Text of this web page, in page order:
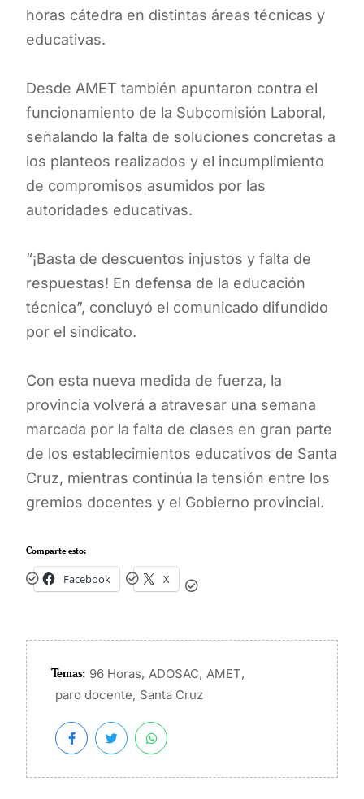
horas cátedra en distintas áreas técnicas y
educativas.
Desde AMET también apuntaron contra el
funcionamiento de la Subcomisión Laboral,
señalando la falta de soluciones concretas a
los planteos realizados y el incumplimiento
de compromisos asumidos por las
autoridades educativas.
“¡Basta de descuentos injustos y falta de
respuestas! En defensa de la educación
técnica”, concluyó el comunicado difundido
por el sindicato.
Con esta nueva medida de fuerza, la
provincia volverá a atravesar una semana
marcada por la falta de clases en gran parte
de los establecimientos educativos de Santa
Cruz, mientras continúa la tensión entre los
gremios docentes y el Gobierno provincial.
Comparte esto:
Facebook X
Temas: 96 Horas, ADOSAC, AMET,
paro docente, Santa Cruz